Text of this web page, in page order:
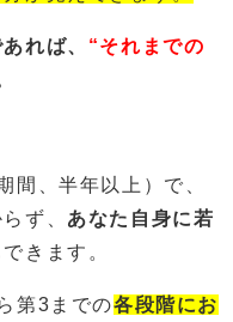
れば、 “それまでの
間、半年以上）で、
ず、 あなた自身に若
きます。
第3までの各段階にお